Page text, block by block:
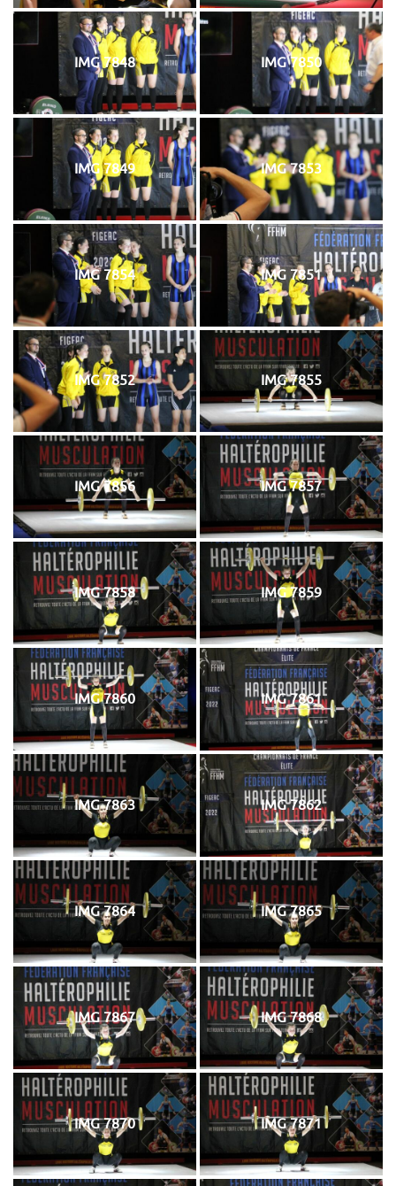
IMG 7848 IMG 7850
IMG 7849 IMG 7853
IMG 7854 IMG 7851
IMG 7852 IMG 7855
IMG 7856 IMG 7857
IMG 7858 IMG 7859
IMG 7860 IMG 7861
IMG 7863 IMG 7862
IMG 7864 IMG 7865
IMG 7867 IMG 7868
IMG 7870 IMG 7871